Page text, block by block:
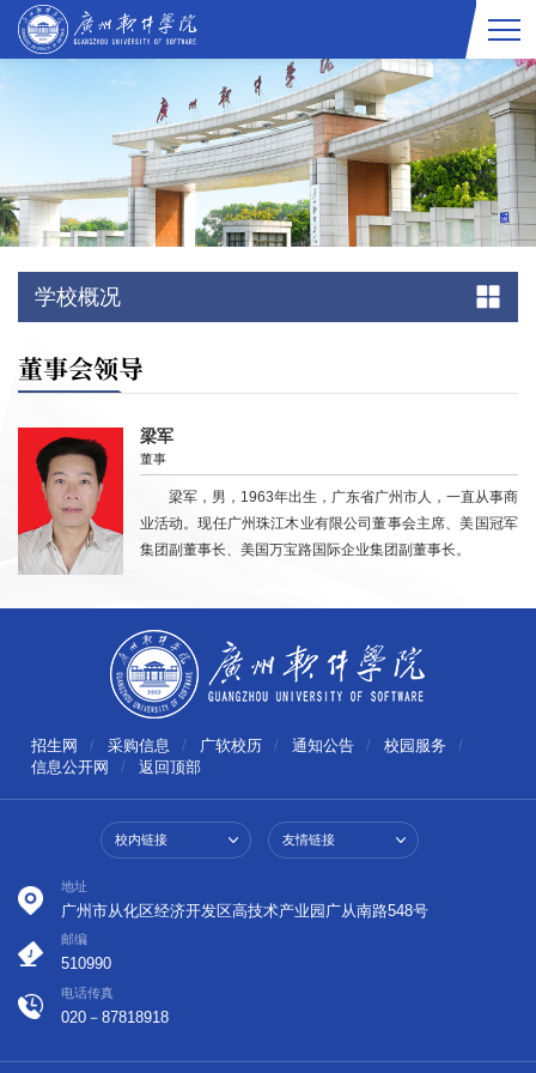
学校概况
董事会领导
梁军
董事
梁军，男，1963年出生，广东省广州市人，一直从事商
业活动。现任广州珠江木业有限公司董事会主席、美国冠军
集团副董事长、美国万宝路国际企业集团副董事长。
招生网 / 采购信息 / 广软校历 / 通知公告 / 校园服务
/
信息公开网
/ 返回顶部
校内链接 友情链接
地址
广州市从化区经济开发区高技术产业园广从南路548号
邮编
510990
电话传真
020－87818918